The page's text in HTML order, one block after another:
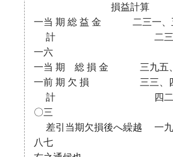
損益計算
一当 期 総 益 金 二三一、
計 二三一、五
一六
一当 期 総 損 金 三九五、
一前 期 欠 損 三三、四
計 四二九、二
〇三
差引当期欠損後へ繰越 一九
八七